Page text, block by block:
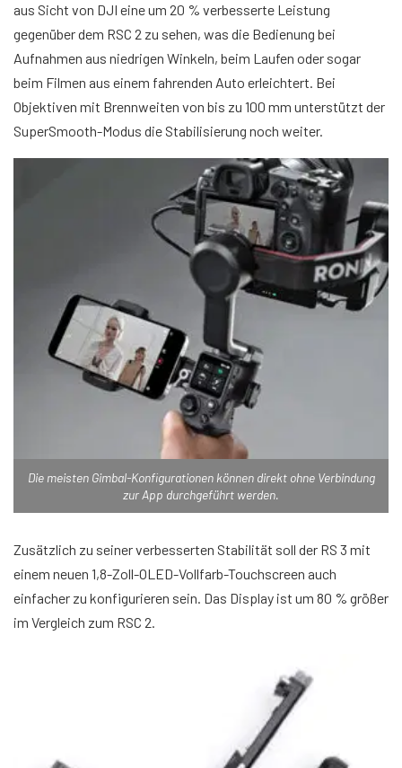
aus Sicht von DJI eine um 20 % verbesserte Leistung
gegenüber dem RSC 2 zu sehen, was die Bedienung bei
Aufnahmen aus niedrigen Winkeln, beim Laufen oder sogar
beim Filmen aus einem fahrenden Auto erleichtert. Bei
Objektiven mit Brennweiten von bis zu 100 mm unterstützt der
SuperSmooth-Modus die Stabilisierung noch weiter.
Die meisten Gimbal-Konfigurationen können direkt ohne Verbindung
zur App durchgeführt werden.
Zusätzlich zu seiner verbesserten Stabilität soll der RS 3 mit
einem neuen 1,8-Zoll-OLED-Vollfarb-Touchscreen auch
einfacher zu konfigurieren sein. Das Display ist um 80 % größer
im Vergleich zum RSC 2.